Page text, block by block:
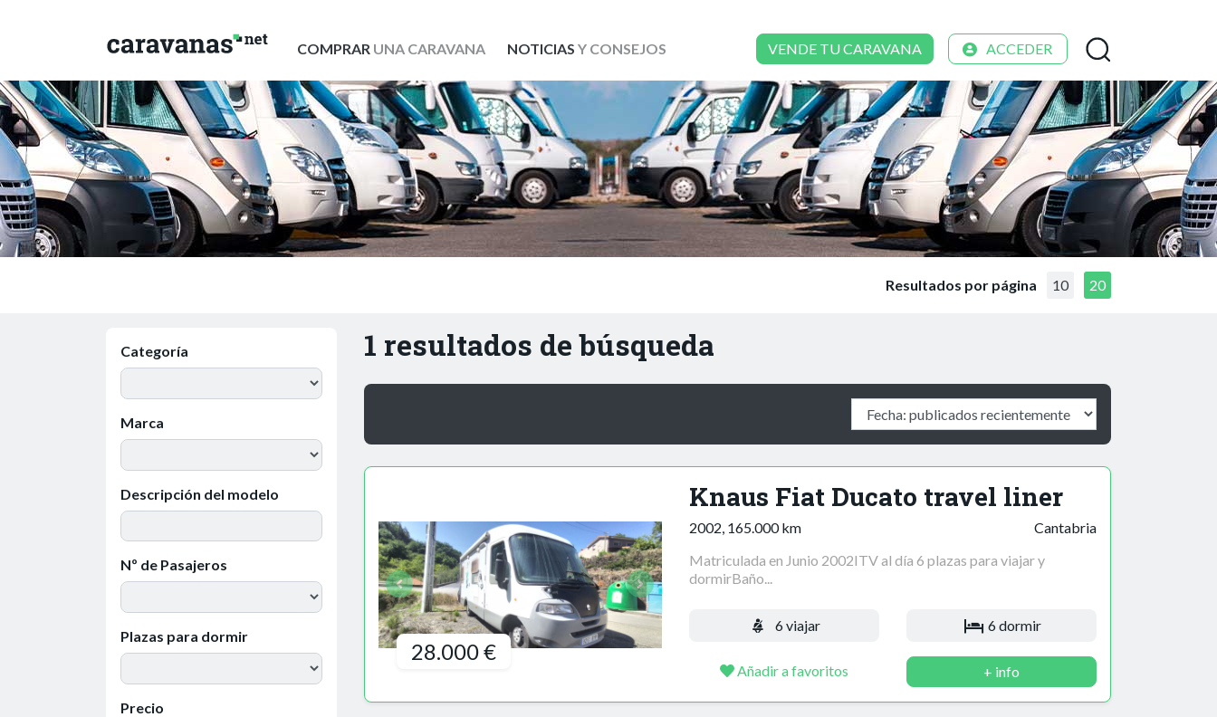
COMPRARUNA CARAVANA NOTICIAS Y CONSEJOS VENDE TU CARAVANA ACCEDER
Resultados por página 10 20
Categoría
Marca
Descripción del modelo
Nº de Pasajeros
Plazas para dormir
Precio
1 resultados de búsqueda
28.000 €
Knaus Fiat Ducato travel liner
2002, 165.000 km
Cantabria
Matriculada en Junio 2002ITV al día 6 plazas para viajar y
dormirBaño...
6 viajar 6 dormir
Añadir a favoritos + info